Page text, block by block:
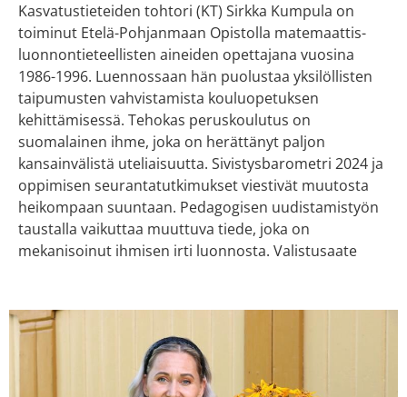
Kasvatustieteiden tohtori (KT) Sirkka Kumpula on
toiminut Etelä-Pohjanmaan Opistolla matemaattis-
luonnontieteellisten aineiden opettajana vuosina
1986-1996. Luennossaan hän puolustaa yksilöllisten
taipumusten vahvistamista kouluopetuksen
kehittämisessä. Tehokas peruskoulutus on
suomalainen ihme, joka on herättänyt paljon
kansainvälistä uteliaisuutta. Sivistysbarometri 2024 ja
oppimisen seurantatutkimukset viestivät muutosta
heikompaan suuntaan. Pedagogisen uudistamistyön
taustalla vaikuttaa muuttuva tiede, joka on
mekanisoinut ihmisen irti luonnosta. Valistusaate